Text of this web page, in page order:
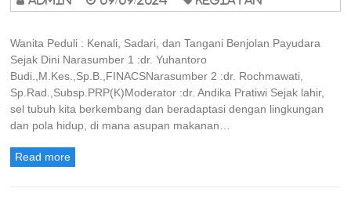
Wanita Peduli : Kenali, Sadari, dan Tangani Benjolan Payudara
Sejak Dini Narasumber 1 :dr. Yuhantoro
Budi.,M.Kes.,Sp.B.,FINACSNarasumber 2 :dr. Rochmawati,
Sp.Rad.,Subsp.PRP(K)Moderator :dr. Andika Pratiwi Sejak lahir,
sel tubuh kita berkembang dan beradaptasi dengan lingkungan
dan pola hidup, di mana asupan makanan…
Read more